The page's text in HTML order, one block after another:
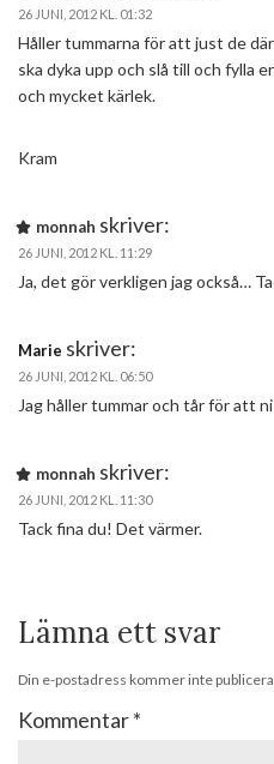
26 JUNI, 2012 KL. 01:32
Håller tummarna för att just de
ska dyka upp och slå till och fylla
och mycket kärlek.
Kram
monnah skriver:
26 JUNI, 2012 KL. 11:29
Ja, det gör verkligen jag också…
Marie skriver:
26 JUNI, 2012 KL. 06:50
Jag håller tummar och tår för att
monnah skriver:
26 JUNI, 2012 KL. 11:30
Tack fina du! Det värmer.
Lämna ett svar
Din e-postadress kommer inte
Kommentar*